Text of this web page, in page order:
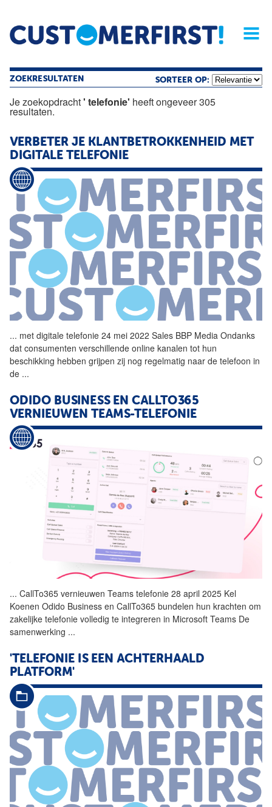
Home Opinie Archief
Magazine
ZOEKRESULTATEN SORTEER OP:
Je zoekopdracht' telefonie' heeft ongeveer 305
resultaten.
VERBETER JE KLANTBETROKKENHEID MET
DIGITALE TELEFONIE
... met digitale telefonie 24 mei 2022 Sales BBP Media Ondanks
dat consumenten verschillende online kanalen tot hun
beschikking hebben grijpen zij nog regelmatig naar de telefoon in
de ...
ODIDO BUSINESS EN CALLTO365
VERNIEUWEN TEAMS-TELEFONIE
... CallTo365 vernieuwen Teams telefonie 28 april 2025 Kel
Koenen Odido Business en CallTo365 bundelen hun krachten om
zakelijke telefonie volledig te integreren in Microsoft Teams De
samenwerking ...
'TELEFONIE IS EEN ACHTERHAALD
PLATFORM'